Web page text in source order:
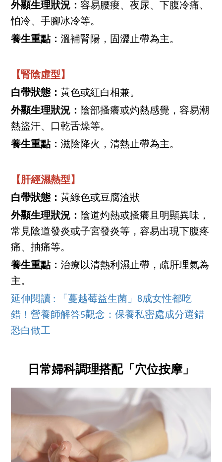
外顯生理狀況：容易腰痠、夜尿、下腹冷痛、
怕冷、手腳冰冷等。
養生重點：溫補腎陽，固澀止帶為主。
【腎陰虛型】
白帶狀態：黃色或紅白相兼。
外顯生理狀況： 陰部搔癢或灼熱感覺，容易潮
熱盜汗、口乾舌燥等。
養生重點：滋陰降火，清熱止帶為主。
【肝經濕熱型】
白帶狀態：黃綠色或豆腐渣狀
外顯生理狀況： 陰道灼熱或搔癢且明顯異味，
常見陰道發炎或子宮發炎等，容易出現下腹疼
痛、抽痛等。
養生重點：治療以清熱利濕止帶，疏肝理氣為
主。
延伸閱讀 : 「蔓越莓益生菌」8成女性都吃
錯！營養師解答5觀念：保養私密處成分選錯
恐白做工
日常婦科調理搭配「穴位按摩」